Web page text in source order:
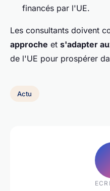
financés par l'UE.
Les consultants doivent
approche et s'adapter
de l'UE pour prospérer
Actu